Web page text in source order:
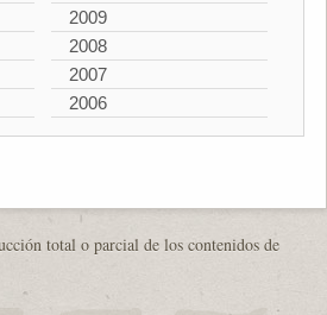
2009
2008
2007
2006
total o parcial de los contenidos de